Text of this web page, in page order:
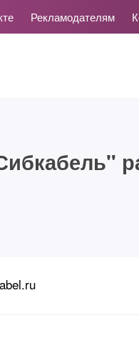
Рекламодателям